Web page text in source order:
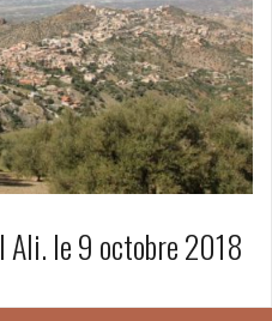
Ali. le 9 octobre 2018